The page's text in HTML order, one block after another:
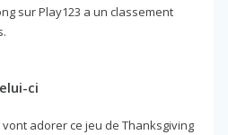
sur Play123 a un classement
ci
adorer ce jeu de Thanksgiving